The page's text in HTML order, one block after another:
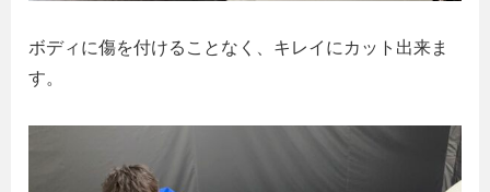
ボディに傷を付けることなく、キレイにカット出来ま
す。